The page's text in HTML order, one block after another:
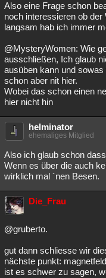
Also eine Frage schon
noch interessieren ob
langsam hab ich immer
@MysteryWomen: Wie
ausschließen, Ich glaub
ausüben kann und
schon aber nit hier.
Wobei das schon einen
hier nicht hin
helminator
ehemaliges Mitglied
Also ich glaub schon
Wenn es über die auch
wirklich mal ´nen Besen.
Die_Frau
@gruberto.
gut dann schliesse wir
nächste punkt:
ist es schwer zu sagen,